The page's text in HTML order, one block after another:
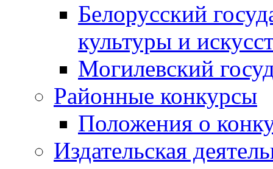
Белорусский
культуры и
Могилевский
Районные конкурсы
Положения о
Издательская